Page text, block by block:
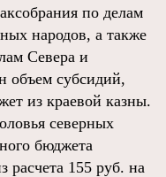
по делам
народов, а также
Севера и
объем субсидий,
из краевой казны.
северных
бюджета
расчета 155 руб. на